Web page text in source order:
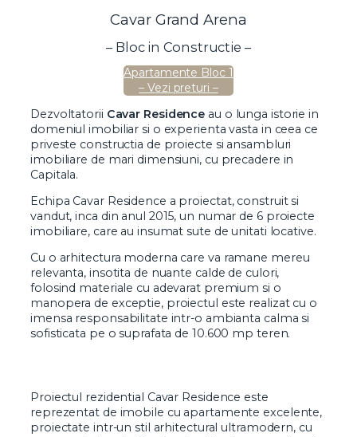
Cavar Grand Arena
– Bloc in Constructie –
Apartamente Bloc 1
– Vezi preturi –
Dezvoltatorii Cavar Residence au o lunga istorie in
domeniul imobiliar si o experienta vasta in ceea ce
priveste constructia de proiecte si ansambluri
imobiliare de mari dimensiuni, cu precadere in
Capitala.
Echipa Cavar Residence a proiectat, construit si
vandut, inca din anul 2015, un numar de 6 proiecte
imobiliare, care au insumat sute de unitati locative.
Cu o arhitectura moderna care va ramane mereu
relevanta, insotita de nuante calde de culori,
folosind materiale cu adevarat premium si o
manopera de exceptie, proiectul este realizat cu o
imensa responsabilitate intr-o ambianta calma si
sofisticata pe o suprafata de 10.600 mp teren.
Proiectul rezidential Cavar Residence este
reprezentat de imobile cu apartamente excelente,
proiectate intr-un stil arhitectural ultramodern, cu